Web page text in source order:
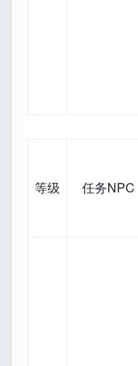
等级 任务NPC